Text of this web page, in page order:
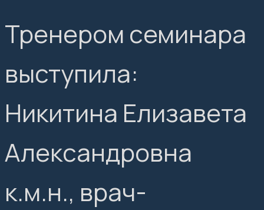
Тренером семинара
выступила:
Никитина Елизавета
Александровна
к.м.н., врач-